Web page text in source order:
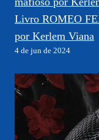
Livro ROMEO
por Kerlem Viana
4 de jun de 2024